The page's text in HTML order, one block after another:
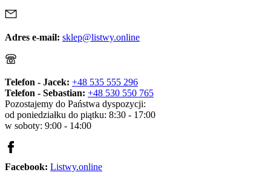
Adres e-mail: sklep@listwy.online
Telefon - Jacek: +48 535 555 296
Telefon - Sebastian: +48 530 550 765
Pozostajemy do Państwa dyspozycji:
od poniedziałku do piątku: 8:30 - 17:00
w soboty: 9:00 - 14:00
Facebook: Listwy.online